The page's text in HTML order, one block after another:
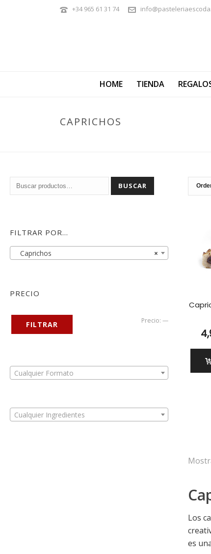
+34 965 61 31 74
HOME TIENDA
CAPRICHOS
Los
es
Buscar
por:
BUSCAR
FILTRAR POR…
×
Caprichos
PRECIO
Precio
Precio
FILTRAR Precio: —
Cualquier Formato
Cualquier Ingredientes